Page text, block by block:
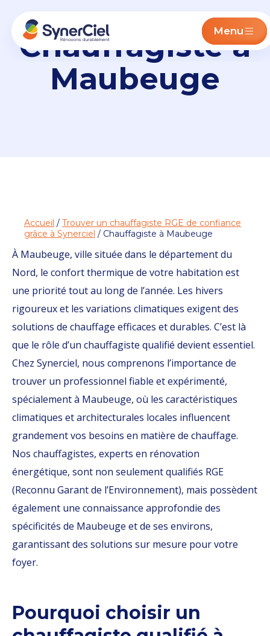
Menu
Chauffagiste à
Maubeuge
Accueil / Trouver un chauffagiste RGE de confiance
grâce à Synerciel / Chauffagiste à Maubeuge
À Maubeuge, ville située dans le département du
Nord, le confort thermique de votre habitation est
une priorité tout au long de l’année. Les hivers
rigoureux et les variations climatiques exigent des
solutions de chauffage efficaces et durables. C’est là
que le rôle d’un chauffagiste qualifié devient essentiel.
Chez Synerciel, nous comprenons l’importance de
trouver un professionnel fiable et expérimenté,
spécialement à Maubeuge, où les caractéristiques
climatiques et architecturales locales influencent
grandement vos besoins en matière de chauffage.
Nos chauffagistes, experts en rénovation
énergétique, sont non seulement qualifiés RGE
(Reconnu Garant de l’Environnement), mais possèdent
également une connaissance approfondie des
spécificités de Maubeuge et de ses environs,
garantissant des solutions sur mesure pour votre
foyer.
Pourquoi choisir un